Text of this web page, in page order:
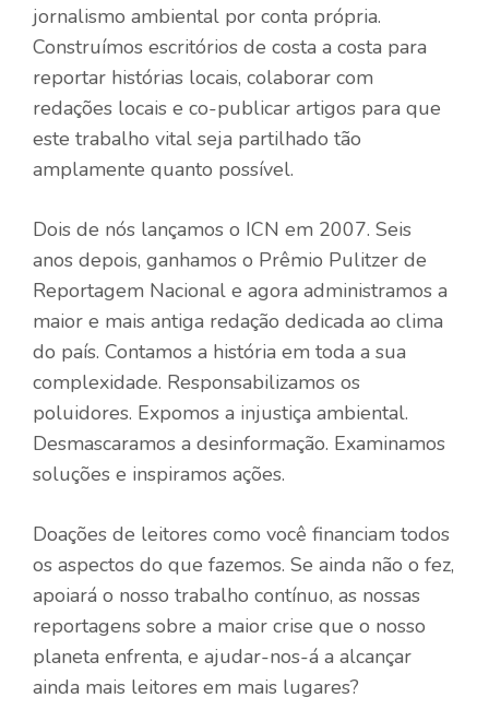
jornalismo ambiental por conta própria.
Construímos escritórios de costa a costa para
reportar histórias locais, colaborar com
redações locais e co-publicar artigos para que
este trabalho vital seja partilhado tão
amplamente quanto possível.
Dois de nós lançamos o ICN em 2007. Seis
anos depois, ganhamos o Prêmio Pulitzer de
Reportagem Nacional e agora administramos a
maior e mais antiga redação dedicada ao clima
do país. Contamos a história em toda a sua
complexidade. Responsabilizamos os
poluidores. Expomos a injustiça ambiental.
Desmascaramos a desinformação. Examinamos
soluções e inspiramos ações.
Doações de leitores como você financiam todos
os aspectos do que fazemos. Se ainda não o fez,
apoiará o nosso trabalho contínuo, as nossas
reportagens sobre a maior crise que o nosso
planeta enfrenta, e ajudar-nos-á a alcançar
ainda mais leitores em mais lugares?